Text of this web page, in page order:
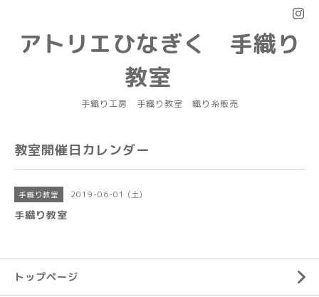
アトリエひなぎく 手織り
教室
手織り工房 手織り教室 織り糸販売
教室開催日カレンダー
手織り教室 2019-06-01 (土)
手織り教室
トップページ